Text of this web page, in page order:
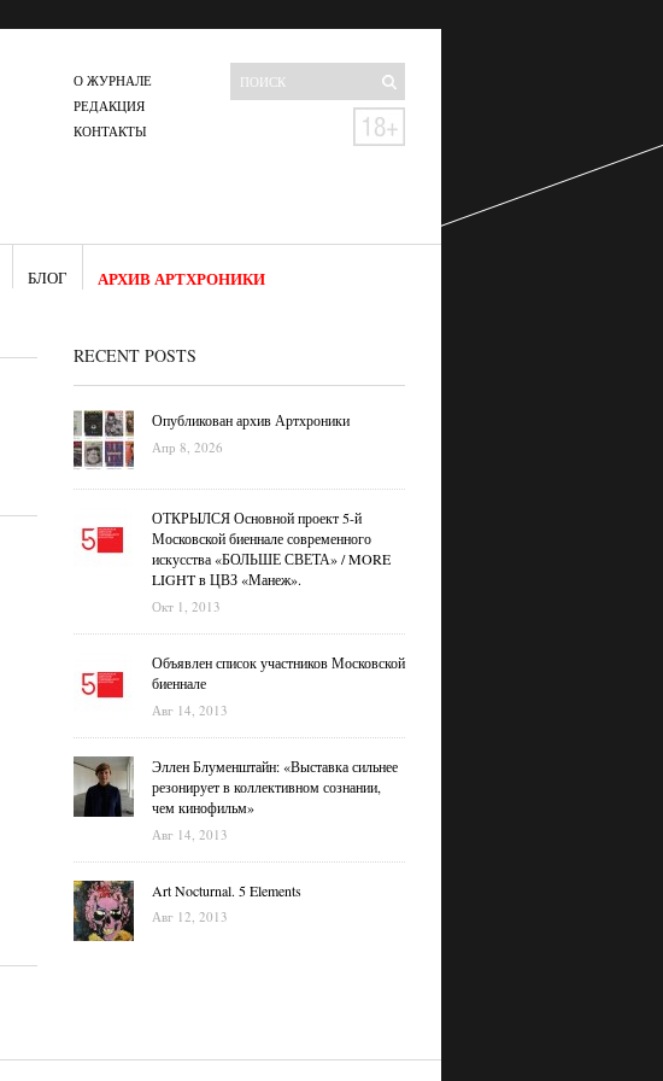
О ЖУРНАЛЕ
РЕДАКЦИЯ
КОНТАКТЫ
БЛОГ АРХИВ АРТХРОНИКИ
RECENT POSTS
Опубликован архив Артхроники
Апр 8, 2026
ОТКРЫЛСЯ Основной проект 5-й
Московской биеннале современного
искусства «БОЛЬШЕ СВЕТА» / MORE
LIGHT в ЦВЗ «Манеж».
Окт 1, 2013
Объявлен список участников Московской
биеннале
Авг 14, 2013
Эллен Блуменштайн: «Выставка сильнее
резонирует в коллективном сознании,
чем кинофильм»
Авг 14, 2013
Art Nocturnal. 5 Elements
Авг 12, 2013